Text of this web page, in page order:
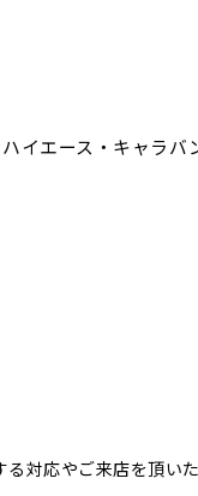
イエース・キャラバ
対応やご来店を頂い